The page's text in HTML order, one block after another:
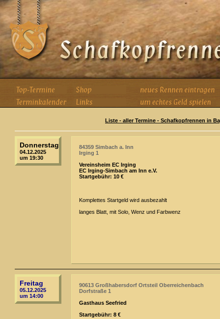
Liste - aller Termine - Schafkopfrennen in
Donnerstag
04.12.2025
um 19:30
84359 Simbach a. Inn
Irging 1
Vereinsheim EC Irging
EC Irging-Simbach am Inn e.V.
Startgebühr: 10 €
Komplettes Startgeld wird ausbezahlt
langes Blatt, mit Solo, Wenz und Farbwenz
Freitag
05.12.2025
um 14:00
90613 Großhabersdorf Ortsteil Oberreichenbach
Dorfstraße 1
Gasthaus Seefried
Startgebühr: 8 €